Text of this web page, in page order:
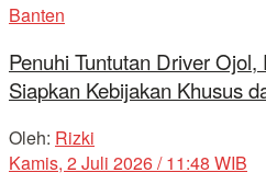
Banten
Penuhi Tuntutan Driver
Siapkan Kebijakan Khusus
Oleh: Rizki
Kamis, 2 Juli 2026 / 11:48 WIB